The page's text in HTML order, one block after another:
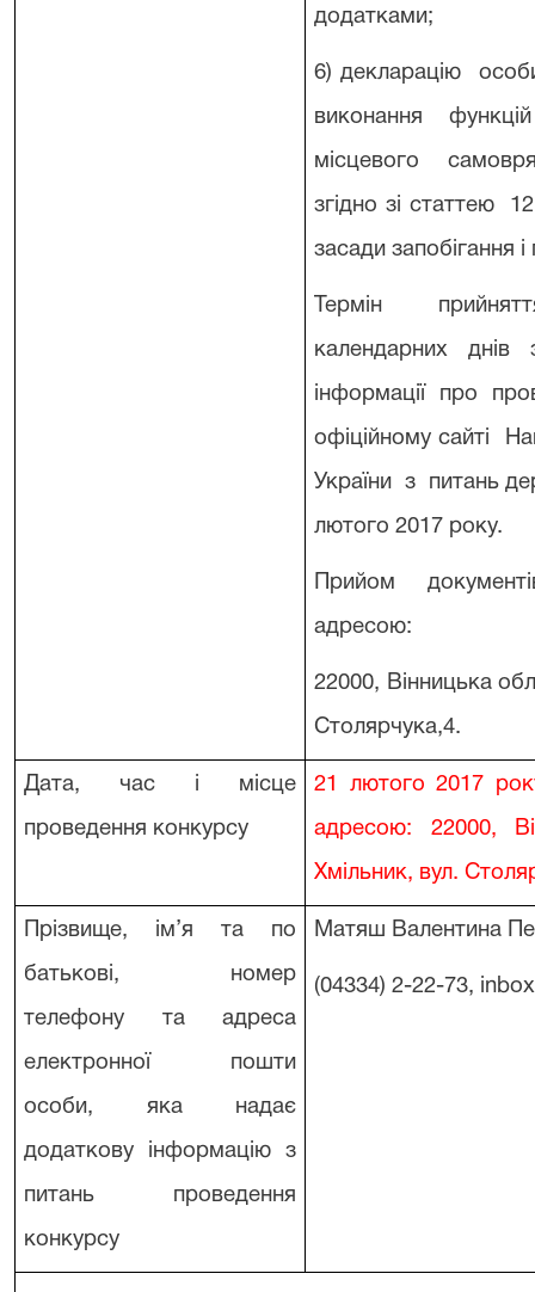
додатками;
6) декларацію
виконання
місцевого
згідно зі статтею
засади запобігання і
Термін
календарних
інформації про
офіційному сайті
України з питань
лютого 2017 року.
Прийом
адресою:
22000, Вінницька
Столярчука,4.
Дата, час і місце
проведення конкурсу
21 лютого 2017
адресою: 22000,
Хмільник, вул.
Прізвище, ім’я та по
батькові, номер
телефону та адреса
електронної пошти
особи, яка надає
додаткову інформацію з
питань проведення
конкурсу
Матяш Валентина
(04334) 2-22-73,